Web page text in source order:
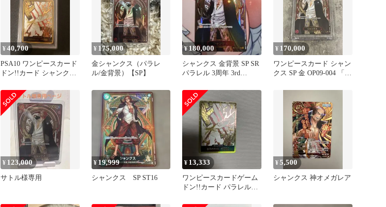
¥40,700
PSA10 ワンピースカード
ドン!!カード シャンクス
¥ 175,000
金シャンクス（パラレ
ル/金背景）【SP】
¥ 180,000
シャンクス 金背景 SP SR
パラレル 3周年 3rd
¥ 170,000
ワンピースカード シャン
クス SP 金 OP09-004 「受
¥ 123,000
サトル様専用
¥ 19,999
シャンクス SP ST16
¥ 13,333
ワンピースカードゲーム
ドン!!カード パラレル
¥5,500
シャンクス 神オメガレア